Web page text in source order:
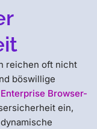
reichen oft nicht
böswillige
Browser-
ein,